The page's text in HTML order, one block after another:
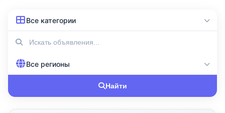
Все категории
Все регионы
Найти